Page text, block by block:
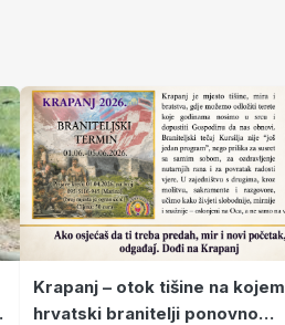
Krapanj – otok tišine na kojem
hrvatski branitelji ponovno